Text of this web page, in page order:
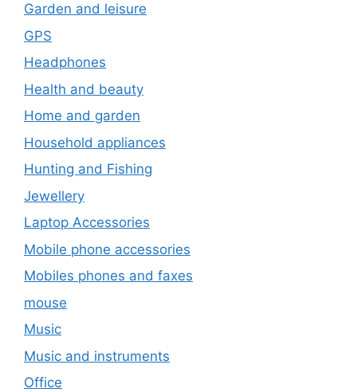
Garden and leisure
GPS
Headphones
Health and beauty
Home and garden
Household appliances
Hunting and Fishing
Jewellery
Laptop Accessories
Mobile phone accessories
Mobiles phones and faxes
mouse
Music
Music and instruments
Office